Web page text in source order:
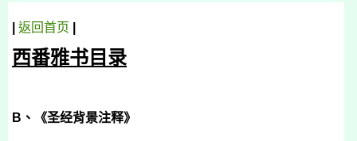
返回首页
西番雅书目录
B 、《圣经背景注释》